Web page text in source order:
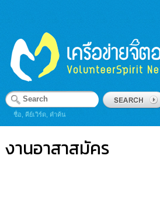
ชื่อ, คีย์เวิร์ด, คำค้น
งานอาสาสมัคร